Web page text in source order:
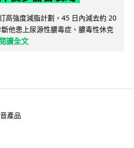
高強度減脂計劃，45 日內減去約 20
他患上尿源性膿毒症、膿毒性休克
閱讀全文
產品